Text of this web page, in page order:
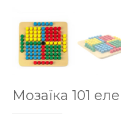
Мозаїка 101